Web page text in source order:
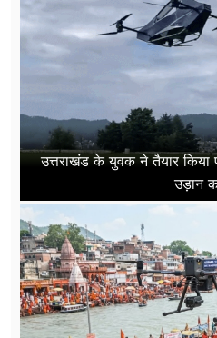
उत्तराखंड के युवक ने तैयार
उड़ान